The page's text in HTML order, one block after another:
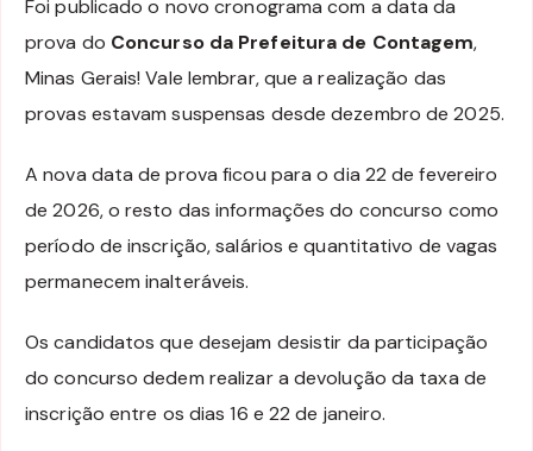
Foi publicado o novo cronograma com a data da
prova do Concurso da Prefeitura de Contagem,
Minas Gerais! Vale lembrar, que a realização das
provas estavam suspensas desde dezembro de 2025.
A nova data de prova ficou para o dia 22 de fevereiro
de 2026, o resto das informações do concurso como
período de inscrição, salários e quantitativo de vagas
permanecem inalteráveis.
Os candidatos que desejam desistir da participação
do concurso dedem realizar a devolução da taxa de
inscrição entre os dias 16 e 22 de janeiro.